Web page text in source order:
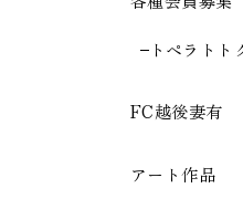
トペラトト
FC越後妻有
アート作品